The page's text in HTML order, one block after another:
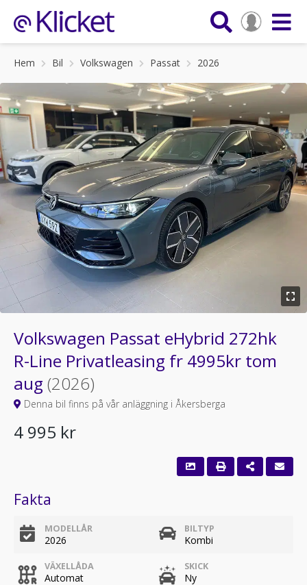
Hem Bil Volkswagen Passat 2026
Volkswagen Passat eHybrid 272hk
R-Line Privatleasing fr 4995kr tom
aug (2026)
Denna bil finns på vår anläggning i Åkersberga
4 995 kr
Fakta
MODELLÅR
2026
BILTYP
Kombi
VÄXELLÅDA
Automat
SKICK
Ny